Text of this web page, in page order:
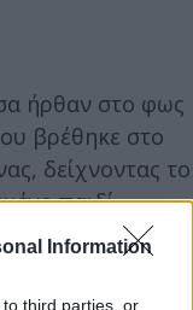
Information
third parties, or
ήρθαν στο φως
βρέθηκε στο
δείχνοντας το
παιδί.